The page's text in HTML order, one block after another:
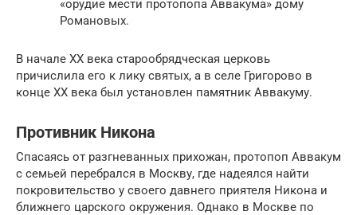
«орудие мести протопопа Аввакума» дому
Романовых.
В начале XX века старообрядческая церковь
причислила его к лику святых, а в селе Григорово в
конце XX века был установлен памятник Аввакуму.
Противник Никона
Спасаясь от разгневанных прихожан, протопоп Аввакум
с семьей перебрался в Москву, где надеялся найти
покровительство у своего давнего приятеля Никона и
ближнего царского окружения. Однако в Москве по